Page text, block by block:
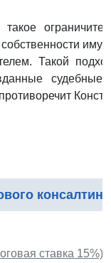
Такой
ставка 15%)